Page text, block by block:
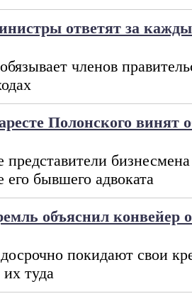
ответят за
членов
Полонского винят
его бывшего адвоката
объяснил конвейер
покидают свои
туда